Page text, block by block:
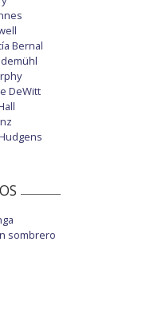
Bernal
DeWitt
sombrero